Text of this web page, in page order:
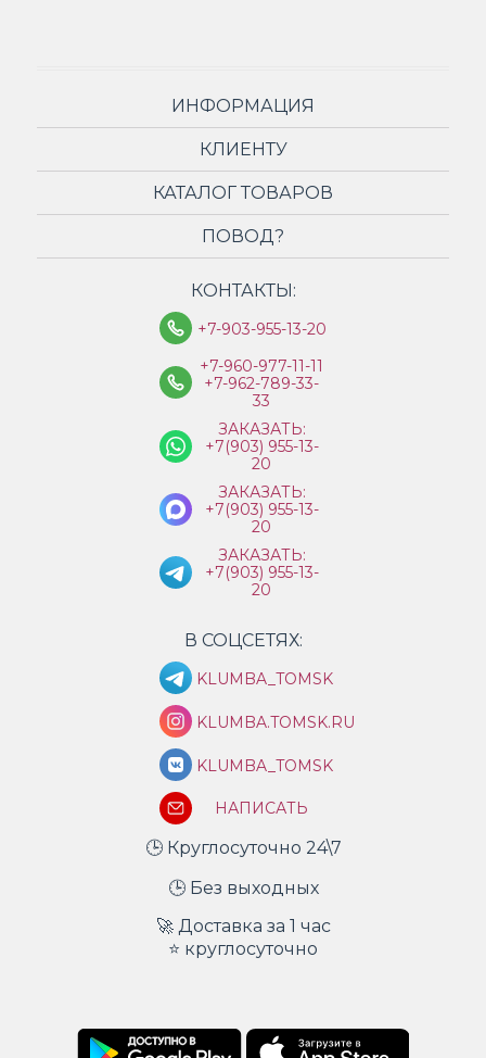
ИНФОРМАЦИЯ
КЛИЕНТУ
КАТАЛОГ ТОВАРОВ
ПОВОД?
КОНТАКТЫ:
+7-903-955-13-20
+7-960-977-11-11
+7-962-789-33-
33
ЗАКАЗАТЬ:
+7(903) 955-13-
20
ЗАКАЗАТЬ:
+7(903) 955-13-
20
ЗАКАЗАТЬ:
+7(903) 955-13-
20
В СОЦСЕТЯХ:
KLUMBA_TOMSK
KLUMBA.TOMSK.RU
KLUMBA_TOMSK
НАПИСАТЬ
🕒 Круглосуточно 24\7
🕒 Без выходных
🚀 Доставка за 1 час
⭐ круглосуточно